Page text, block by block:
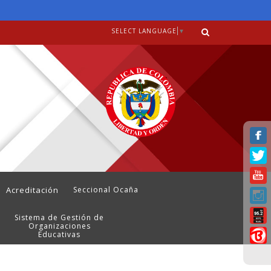
SELECT LANGUAGE ▼
Acreditación Seccional Ocaña
Sistema de Gestión de
Organizaciones
Educativas